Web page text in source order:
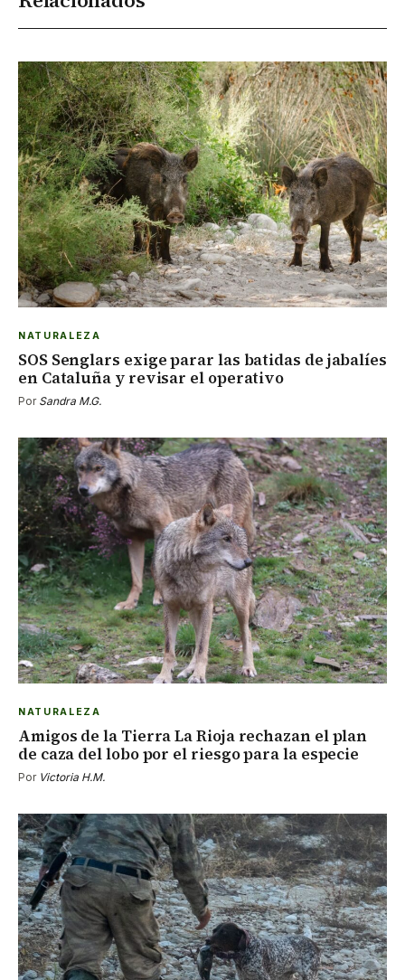
NATURALEZA
SOS Senglars exige parar las batidas de jabalíes
en Cataluña y revisar el operativo
Por Sandra M.G.
NATURALEZA
Amigos de la Tierra La Rioja rechazan el plan
de caza del lobo por el riesgo para la especie
Por Victoria H.M.